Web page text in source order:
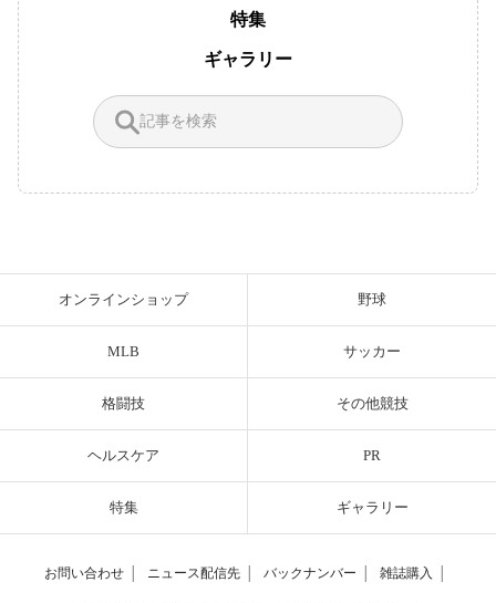
特集
ギャラリー
オンラインショップ 野球
MLB サッカー
格闘技 その他競技
ヘルスケア PR
特集 ギャラリー
お問い合わせ ニュース配信先 バックナンバー 雑誌購入